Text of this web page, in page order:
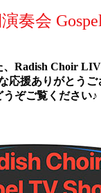
演奏会
Radish Choir
応援ありがとう
ぞご覧ください♪